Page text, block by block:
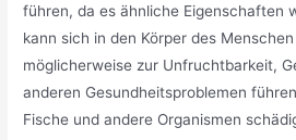
führen, da es ähnliche Eigenschaften
kann sich in den Körper des
möglicherweise zur Unfruchtbarkeit,
anderen Gesundheitsproblemen
Fische und andere Organismen